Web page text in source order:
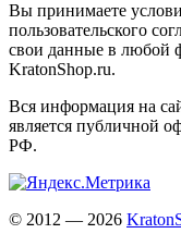
Вы принимаете
пользовательского
свои данные в любой
KratonShop.ru.
Вся информация на
является публичной
РФ.
© 2012 — 2026